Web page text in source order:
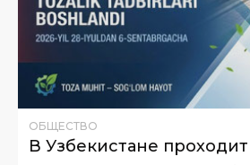
ОБЩЕСТВО
В Узбекистане проходит